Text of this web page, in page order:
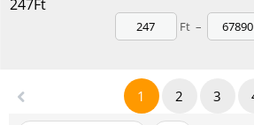
lakásvilágításról, kültéri fényekről vagy
mindent megtalálsz a fénytervezéshez.
LED lámpák, spotok és mennyezeti
Energiatakarékos és hosszú élettartamú
Fedezd fel az eBauDepo Világítás
247Ft
Ft –
1 2 3